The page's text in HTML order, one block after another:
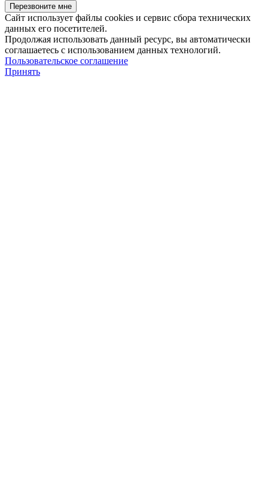
Сайт использует файлы cookies и сервис сбора технических
данных его посетителей.
Продолжая использовать данный ресурс, вы автоматически
соглашаетесь с использованием данных технологий.
Пользовательское соглашение
Принять